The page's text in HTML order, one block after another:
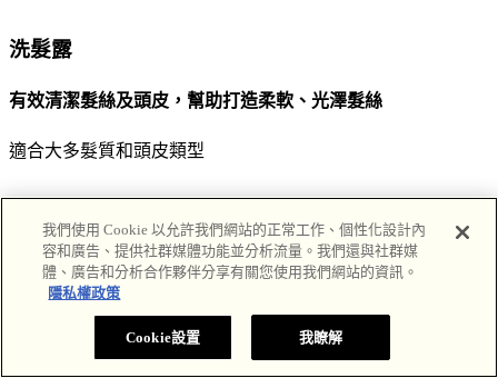
洗髮露
有效清潔髮絲及頭皮，幫助打造柔軟、光澤髮絲
適合大多髮質和頭皮類型
深入瞭解
我們使用 Cookie 以允許我們網站的正常工作、個性化設計內
容和廣告、提供社群媒體功能並分析流量。我們還與社群媒
體、廣告和分析合作夥伴分享有關您使用我們網站的資訊。
隱私權政策
Cookie設置 我瞭解